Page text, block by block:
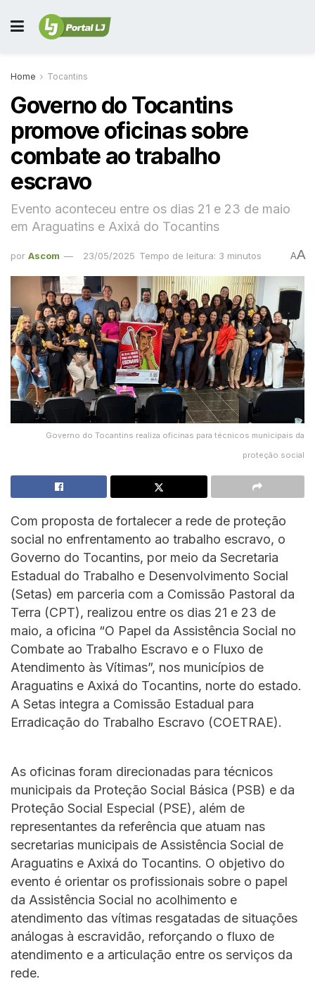
Home Tocantins
Governo do Tocantins
promove oficinas sobre
combate ao trabalho
escravo
Evento aconteceu entre os dias 21 e 23 de maio
em Araguatins e Axixá do Tocantins
por Ascom 23/05/2025 Tempo de leitura: 3 minutos AA
Governo do Tocantins realiza oficinas para técnicos municipais da
proteção social
Com proposta de fortalecer a rede de proteção
social no enfrentamento ao trabalho escravo, o
Governo do Tocantins, por meio da Secretaria
Estadual do Trabalho e Desenvolvimento Social
(Setas) em parceria com a Comissão Pastoral da
Terra (CPT), realizou entre os dias 21 e 23 de
maio, a oficina “O Papel da Assistência Social no
Combate ao Trabalho Escravo e o Fluxo de
Atendimento às Vítimas”, nos municípios de
Araguatins e Axixá do Tocantins, norte do estado.
A Setas integra a Comissão Estadual para
Erradicação do Trabalho Escravo (COETRAE).
As oficinas foram direcionadas para técnicos
municipais da Proteção Social Básica (PSB) e da
Proteção Social Especial (PSE), além de
representantes da referência que atuam nas
secretarias municipais de Assistência Social de
Araguatins e Axixá do Tocantins. O objetivo do
evento é orientar os profissionais sobre o papel
da Assistência Social no acolhimento e
atendimento das vítimas resgatadas de situações
análogas à escravidão, reforçando o fluxo de
atendimento e a articulação entre os serviços da
rede.